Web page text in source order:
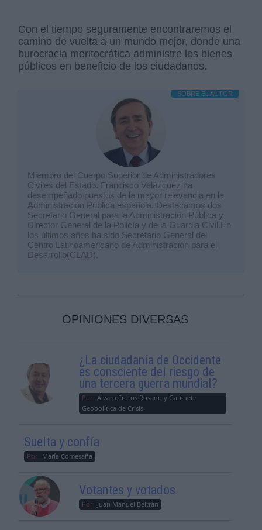
Con el tiempo seguramente encontraremos el
camino de vuelta a un mundo mejor, donde una
burocracia meritocrática administre los bienes
públicos en beneficio de los ciudadanos.
SOBRE EL AUTOR
Miembro del Cuerpo Superior de Administradores
Civiles del Estado. Francisco Velázquez ha
desempeñado puestos de la mayor relevancia en la
Administración Pública española. Destacamos dos
Secretario General para la Administración Pública y
Director General de la Policía y de la Guardia Civil.En
los últimos años ha sido Secretario General del
Centro Latinoamericano de Administración para el
Desarrollo(CLAD).
OPINIONES DIVERSAS
¿La ciudadanía de Occidente
es consciente del riesgo de
una tercera guerra mundial?
Por Álvaro Frutos Rosado y Gabinete
Geopolítica de Crisis
Suelta y confía
Por María Comesaña
Votantes y votados
Por Juan Manuel Beltrán